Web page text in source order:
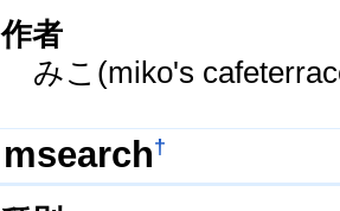
作者
みこ(miko's
msearch†